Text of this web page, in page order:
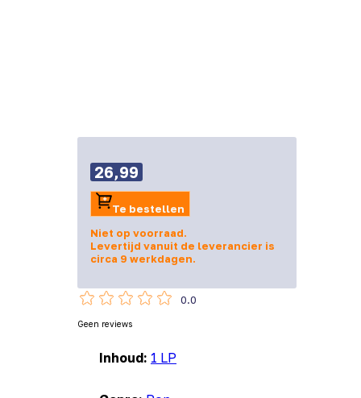
Inhoud: 1 LP
26,99
Te bestellen
Niet op voorraad.
Levertijd vanuit de leverancier is
circa 9 werkdagen.
0.0
Geen reviews